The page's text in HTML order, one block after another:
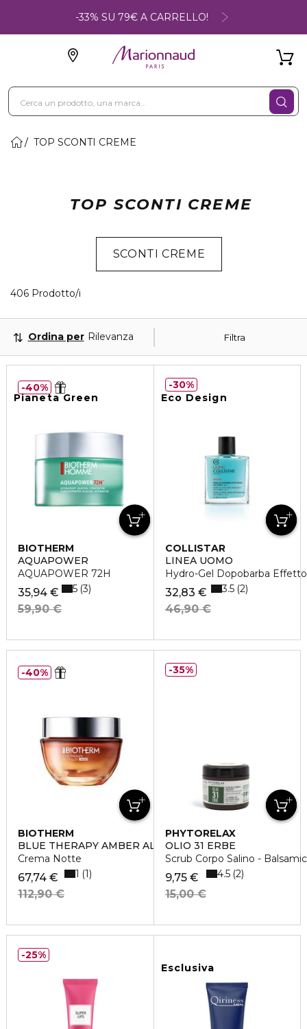
-33% SU 79€ A CARRELLO!
TOP SCONTI CREME
TOP SCONTI CREME
SCONTI CREME
406 Prodotto/i
Filtra
Ordina per Rilevanza
Pianeta Green
BIOTHERM
AQUAPOWER
AQUAPOWER 72H
35,94 €
59,90 €
5 3
40%
Eco Design
COLLISTAR
LINEA UOMO
Hydro-Gel Dopobarba
32,83 €
46,90 €
3.5 2
30%
BIOTHERM
BLUE THERAPY AMBER ALGAE REVITALIZE
Crema Notte
67,74 €
112,90 €
1 1
40%
PHYTORELAX
OLIO 31 ERBE
Scrub Corpo Salino -
9,75 €
15,00 €
4.5 2
35%
25%
Esclusiva